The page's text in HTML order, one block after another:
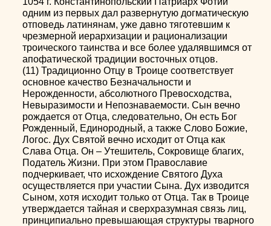
одним из первых дал развернутую догматическую
отповедь латинянам, уже давно тяготевшим к
чрезмерной иерархизации и рационализации
троического таинства и все более удалявшимся от
апофатической традиции восточных отцов.
(11) Традиционно Отцу в Троице соответствует
основное качество Безначальности и
Нерожденности, абсолютного Превосходства,
Невыразимости и Непознаваемости. Сын вечно
рождается от Отца, следовательно, Он есть Бог
Рожденный, Единородный, а также Слово Божие,
Логос. Дух Святой вечно исходит от Отца как
Слава Отца. Он – Утешитель, Сокровище благих,
Податель Жизни. При этом Православие
подчеркивает, что исхождение Святого Духа
осуществляется при участии Сына. Дух изводится
Сыном, хотя исходит только от Отца. Так в Троице
утверждается тайная и сверхразумная связь лиц,
принципиально превышающая структуры тварного